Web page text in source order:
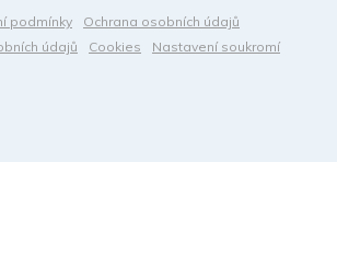
podmínky
Ochrana osobních údajů
údajů
Cookies Nastavení soukromí